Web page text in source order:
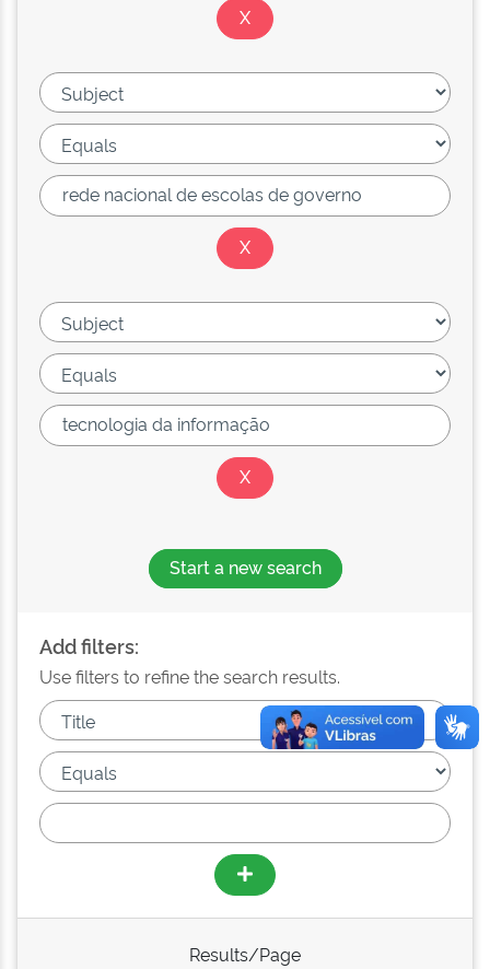
Start a new search
Add filters:
Use filters to refine the search results.
Results/Page